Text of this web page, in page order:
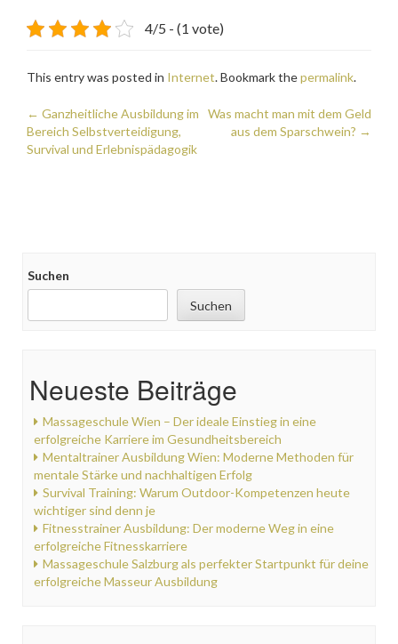
4/5 - (1 vote)
This entry was posted in Internet. Bookmark thepermalink.
Post
navigation
← Ganzheitliche Ausbildung im
Bereich Selbstverteidigung,
Survival und Erlebnispädagogik
Was macht man mit dem Geld
aus dem Sparschwein? →
Suchen
Suchen
Neueste Beiträge
Massageschule Wien – Der ideale Einstieg in eine
erfolgreiche Karriere im Gesundheitsbereich
Mentaltrainer Ausbildung Wien: Moderne Methoden für
mentale Stärke und nachhaltigen Erfolg
Survival Training: Warum Outdoor-Kompetenzen heute
wichtiger sind denn je
Fitnesstrainer Ausbildung: Der moderne Weg in eine
erfolgreiche Fitnesskarriere
Massageschule Salzburg als perfekter Startpunkt für deine
erfolgreiche Masseur Ausbildung